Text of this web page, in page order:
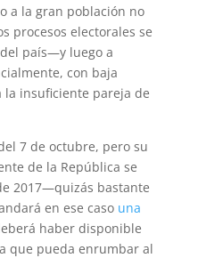
a la gran población no
procesos electorales se
país—y luego a
con baja
la insuficiente pareja de
7 de octubre, pero su
de la República se
2017—quizás bastante
en ese caso una
haber disponible
que pueda enrumbar al